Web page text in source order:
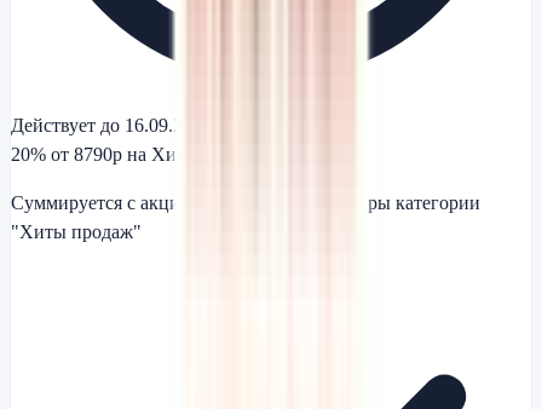
Действует до 16.09.2026
20% от 8790р на Хиты продаж
Суммируется с акциями, действует на товары категории
"Хиты продаж"